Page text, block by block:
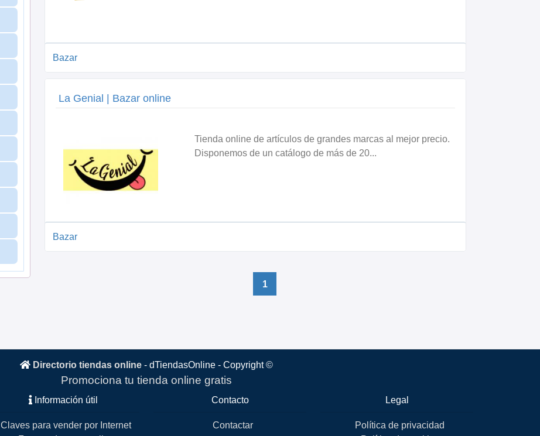
Bazar
La Genial | Bazar online
Tienda online de artículos de grandes marcas al mejor precio.
Disponemos de un catálogo de más de 20...
Bazar
1
Directorio tiendas online - dTiendasOnline - Copyright ©
Promociona tu tienda online gratis
Información útil
Claves para vender por Internet
Contacto
Contactar
Legal
Política de privacidad